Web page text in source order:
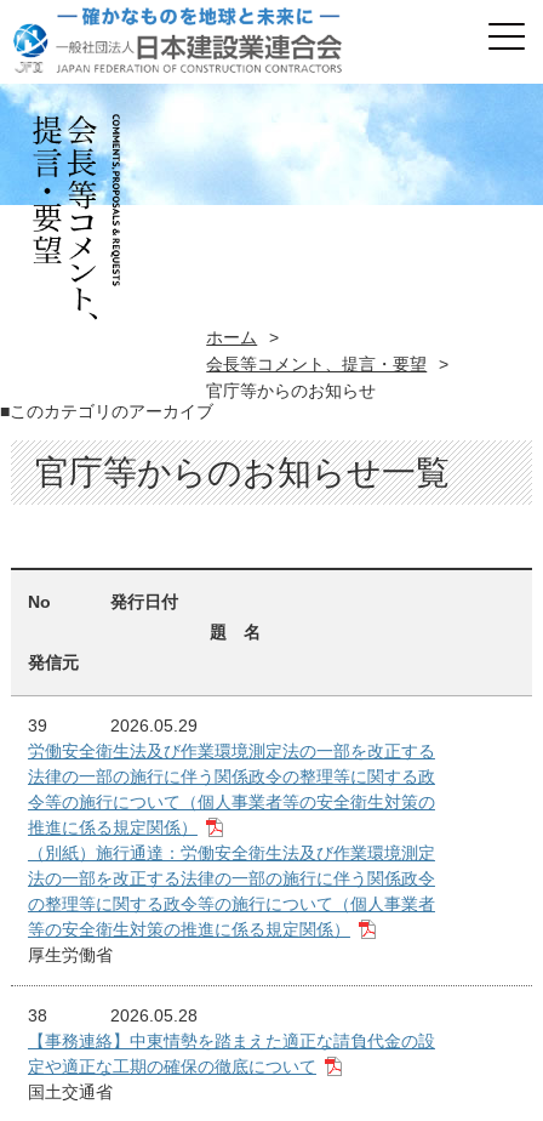
ホーム
>
会長等コメント、提言・要望
>
官庁等からのお知らせ
官庁等からのお知らせ一覧
No
発行日付
題 名
発信元
39
2026.05.29
労働安全衛生法及び作業環境測定法の一部を改正する
法律の一部の施行に伴う関係政令の整理等に関する政
令等の施行について（個人事業者等の安全衛生対策の
推進に係る規定関係）
（別紙）施行通達：労働安全衛生法及び作業環境測定
法の一部を改正する法律の一部の施行に伴う関係政令
の整理等に関する政令等の施行について（個人事業者
等の安全衛生対策の推進に係る規定関係）
厚生労働省
38
2026.05.28
【事務連絡】中東情勢を踏まえた適正な請負代金の設
定や適正な工期の確保の徹底について
国土交通省
■このカテゴリのアーカイブ